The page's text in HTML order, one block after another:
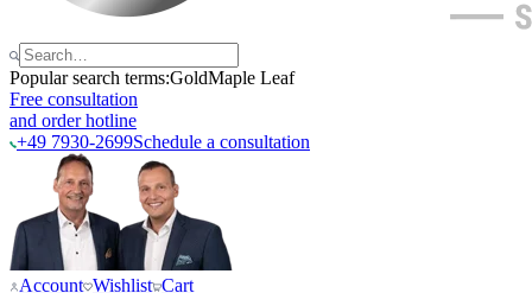
Popular search terms:GoldMaple Leaf
Free consultation
and order hotline
+49 7930-2699Schedule a consultation
Account Wishlist Cart